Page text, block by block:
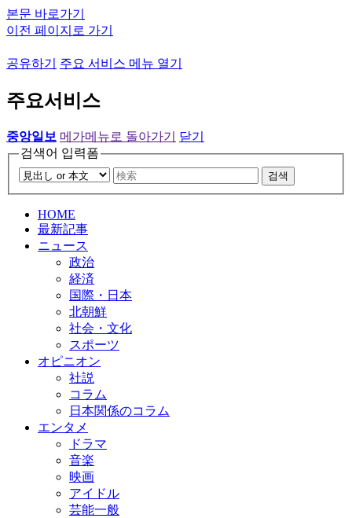
본문 바로가기
이전 페이지로 가기
공유하기 주요 서비스 메뉴 열기
주요서비스
중앙일보 메가메뉴로 돌아가기
닫기
검색어 입력폼
검색
HOME
最新記事
ニュース
政治
経済
国際・日本
北朝鮮
社会・文化
スポーツ
オピニオン
社説
コラム
日本関係のコラム
エンタメ
ドラマ
音楽
映画
アイドル
芸能一般